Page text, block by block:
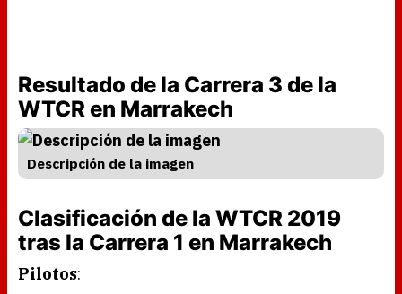
Resultado de la Carrera 3 de la
WTCR en Marrakech
Descripción de la imagen
Clasificación de la WTCR 2019
tras la Carrera 1 en Marrakech
Pilotos: